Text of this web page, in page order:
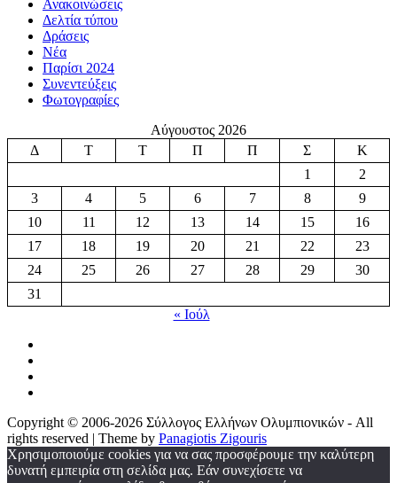
Ανακοινώσεις
Δελτία τύπου
Δράσεις
Νέα
Παρίσι 2024
Συνεντεύξεις
Φωτογραφίες
Αύγουστος 2026
Δ
Τ Τ Π Π Σ
Κ
1
2
3
4 5 6 7 8
9
10
11 12 13 14 15
16
17
18 19 20 21 22
23
24
25 26 27 28 29
30
31
« Ιούλ
Copyright © 2006-2026 Σύλλογος Ελλήνων Ολυμπιονικών - All
rights reserved | Theme by Panagiotis Zigouris
Χρησιμοποιούμε cookies για να σας προσφέρουμε την καλύτερη
δυνατή εμπειρία στη σελίδα μας. Εάν συνεχίσετε να